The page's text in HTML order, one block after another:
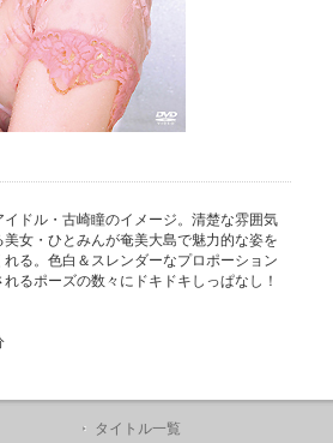
イドル・古崎瞳のイメージ。清楚な雰囲気
美女・ひとみんが奄美大島で魅力的な姿を
る。色白＆スレンダーなプロポーション
るポーズの数々にドキドキしっぱなし！
タイトル一覧